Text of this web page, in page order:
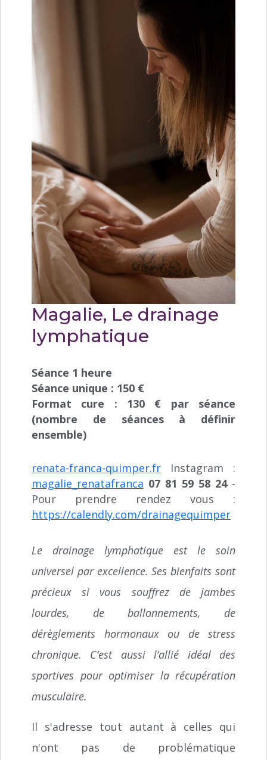
Magalie, Le drainage
lymphatique
Séance 1 heure
Séance unique : 150 €
Format cure : 130 € par séance
(nombre de séances à définir
ensemble)
renata-franca-quimper.fr Instagram :
magalie_renatafranca 07 81 59 58 24 -
Pour prendre rendez vous :
https://calendly.com/drainagequimper
Le drainage lymphatique est le soin
universel par excellence. Ses bienfaits sont
précieux si vous souffrez de jambes
lourdes, de ballonnements, de
dérèglements hormonaux ou de stress
chronique. C’est aussi l’allié idéal des
sportives pour optimiser la récupération
musculaire.
Il s'adresse tout autant à celles qui
n'ont pas de problématique